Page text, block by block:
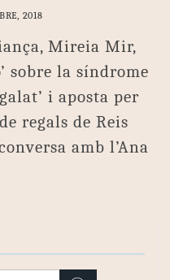
2018
Mireia Mir,
sobre la síndrome
i aposta per
regals de Reis
amb l’Ana